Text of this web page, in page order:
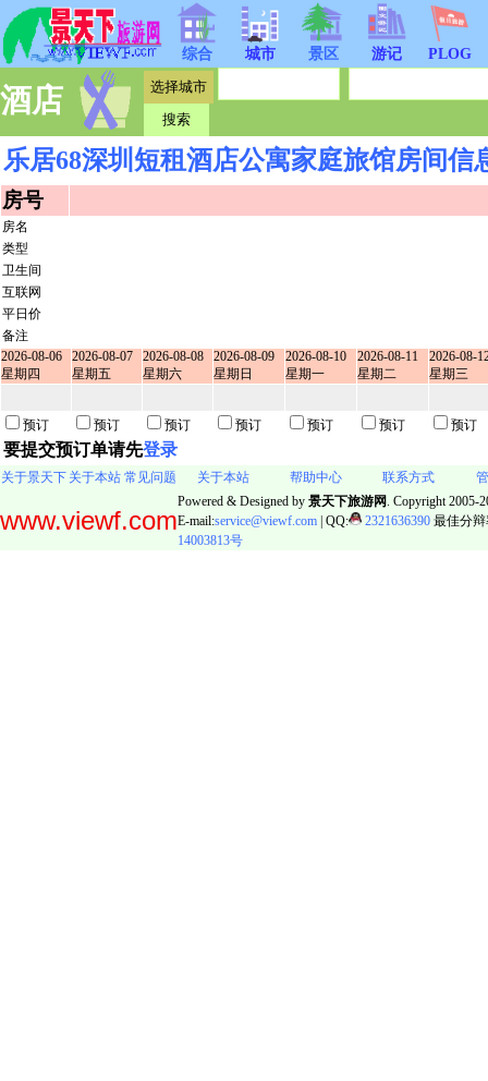
综合 城市 景区 游记 PLOG
酒店
乐居68深圳短租酒店公寓家庭旅馆房间信
房号
房名
类型
卫生间
互联网
平日价
备注
2026-08-06
星期四
2026-08-07
星期五
2026-08-08
星期六
2026-08-09
星期日
2026-08-10
星期一
2026-08-11
星期二
2026-08-
星期三
预订 预订 预订 预订 预订 预订 预订
要提交预订单请先登录
关于景天下 关于本站 常见问题 关于本站 帮助中心 联系方式
www.viewf.com
Powered & Designed by 景天下旅游网 . Copyright 2005-
E-mail:service@viewf.com | QQ: 2321636390 最佳分
14003813号